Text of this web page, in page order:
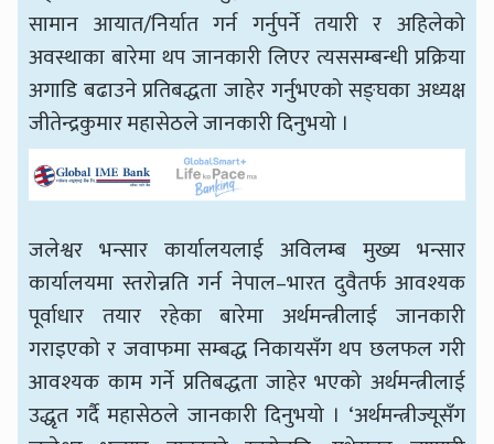
सामान आयात/निर्यात गर्न गर्नुपर्ने तयारी र अहिलेको
अवस्थाका बारेमा थप जानकारी लिएर त्यससम्बन्धी प्रक्रिया
अगाडि बढाउने प्रतिबद्धता जाहेर गर्नुभएको सङ्घका अध्यक्ष
जीतेन्द्रकुमार महासेठले जानकारी दिनुभयो ।
जलेश्वर भन्सार कार्यालयलाई अविलम्ब मुख्य भन्सार
कार्यालयमा स्तरोन्नति गर्न नेपाल–भारत दुवैतर्फ आवश्यक
पूर्वाधार तयार रहेका बारेमा अर्थमन्त्रीलाई जानकारी
गराइएको र जवाफमा सम्बद्ध निकायसँग थप छलफल गरी
आवश्यक काम गर्ने प्रतिबद्धता जाहेर भएको अर्थमन्त्रीलाई
उद्धृत गर्दै महासेठले जानकारी दिनुभयो । ‘अर्थमन्त्रीज्यूसँग